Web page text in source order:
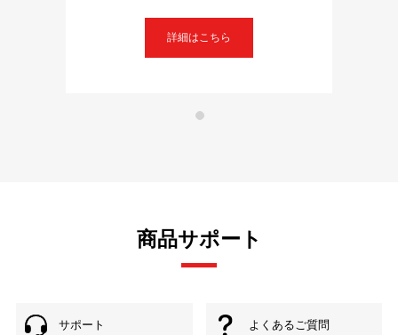
詳細はこちら
商品サポート
サポート よくあるご質問